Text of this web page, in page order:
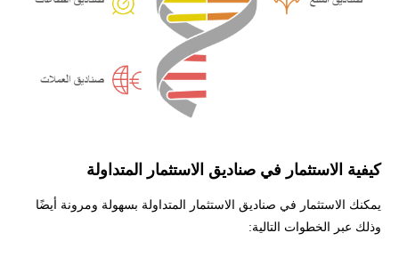
كيفية الاستثمار في صناديق الاستثمار المتداولة
يمكنك الاستثمار في صناديق الاستثمار المتداولة بسهولة ومرونة أيضًا
وذلك عبر الخطوات التالية: